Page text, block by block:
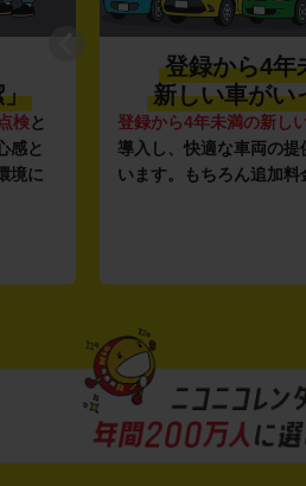
」
検と
感と
境に
登録から4年
新しい車がい
登録から4年未満の新し
導入し、快適な車両の提
います。もちろん追加料